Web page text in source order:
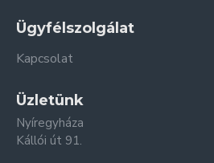
Ügyfélszolgálat
Kapcsolat
Üzletünk
Nyíregyháza
Kállói út 91.